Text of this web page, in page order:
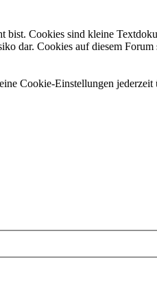
bist. Cookies sind kleine
dar. Cookies auf diesem Forum
Cookie-Einstellungen